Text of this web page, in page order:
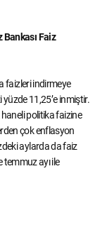
Faiz
faizleri indirmeye
11,25’e inmiştir.
haneli politika faizine
çok enflasyon
aylarda da faiz
ayı ile